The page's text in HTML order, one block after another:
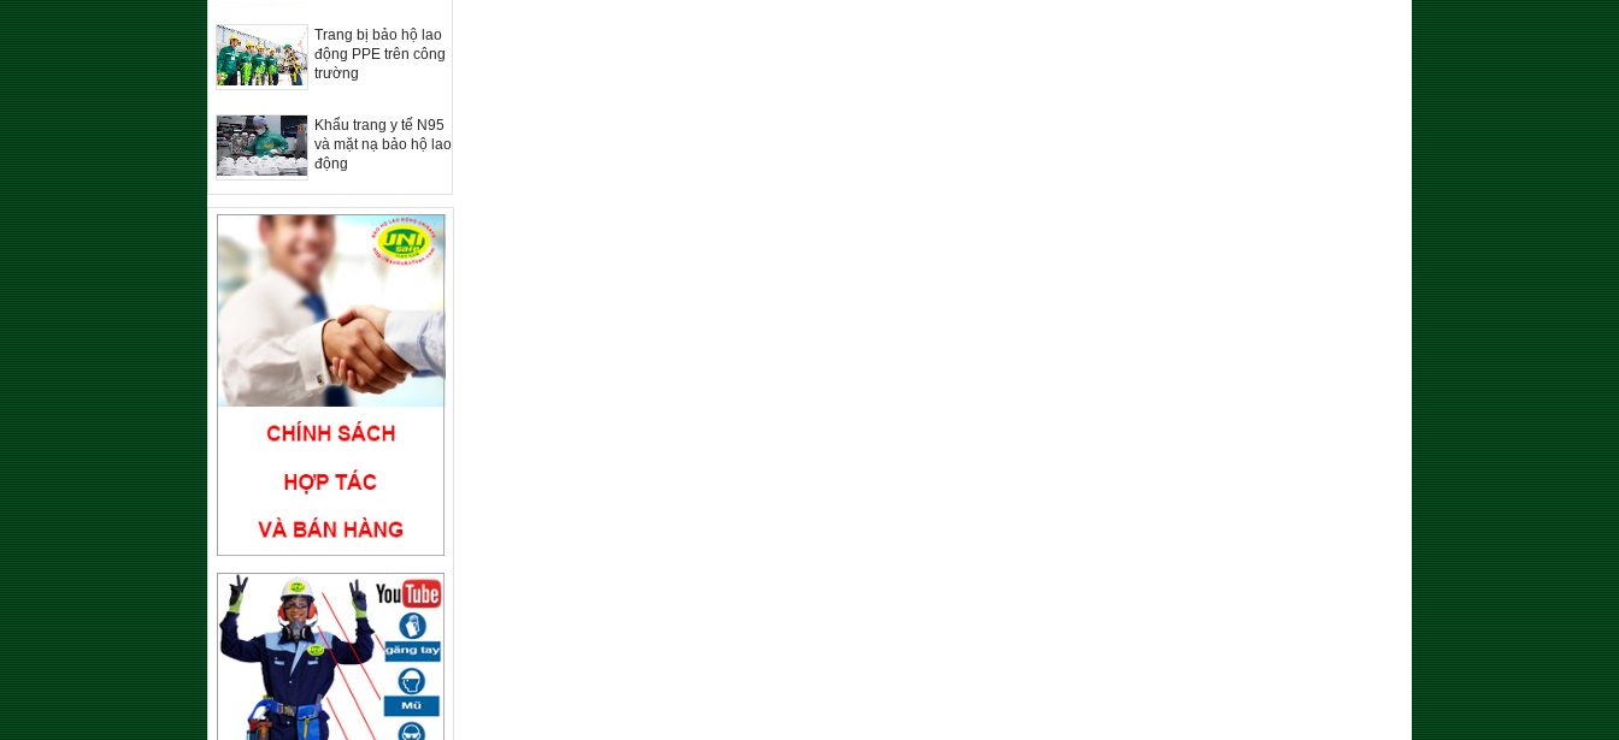
Trang bị bảo hộ lao
động PPE trên công
trường
Khẩu trang y tế N95
và mặt nạ bảo hộ lao
động